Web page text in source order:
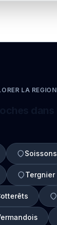
LA REGION
Soissons
Tergnier